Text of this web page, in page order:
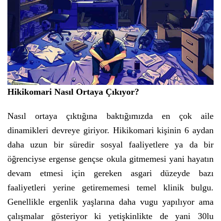
Hikikomari Nasıl Ortaya Çıkıyor?
Nasıl ortaya çıktığına baktığımızda en çok aile
dinamikleri devreye giriyor. Hikikomari kişinin 6 aydan
daha uzun bir süredir sosyal faaliyetlere ya da bir
öğrenciyse ergense gençse okula gitmemesi yani hayatın
devam etmesi için gereken asgari düzeyde bazı
faaliyetleri yerine getirememesi temel klinik bulgu.
Genellikle ergenlik yaşlarına daha vugu yapılıyor ama
çalışmalar gösteriyor ki yetişkinlikte de yani 30lu